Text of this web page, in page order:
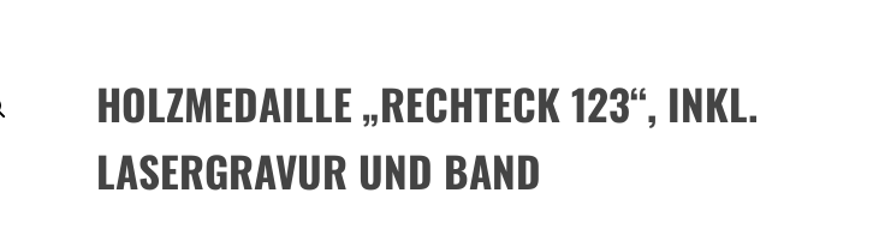
HOLZMEDAILLE „RECHTECK 123“, INKL.
LASERGRAVUR UND BAND